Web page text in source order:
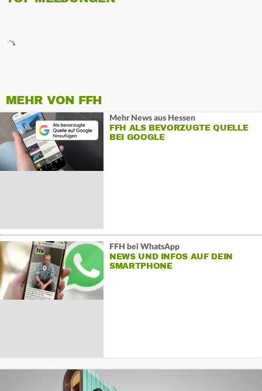
MEHR VON FFH
Mehr News aus Hessen
FFH ALS BEVORZUGTE QUELLE
BEI GOOGLE
FFH bei WhatsApp
NEWS UND INFOS AUF DEIN
SMARTPHONE